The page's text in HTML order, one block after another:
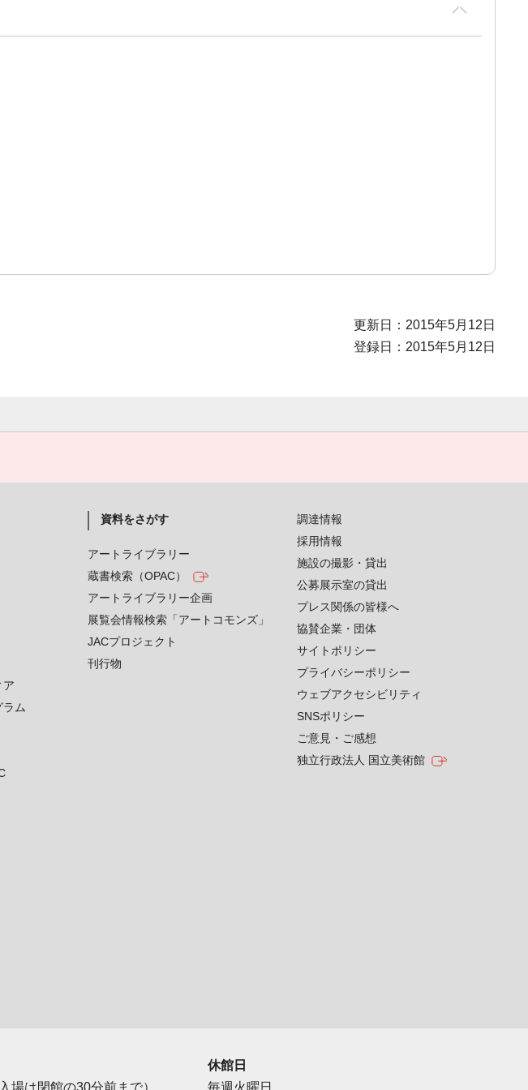
更新日：2015年5月12日
登録日：2015年5月12日
ア
ム
資料をさがす
アートライブラリー
蔵書検索（OPAC）
アートライブラリー企画
展覧会情報検索「アートコモンズ」
JACプロジェクト
刊行物
調達情報
採用情報
施設の撮影・貸出
公募展示室の貸出
プレス関係の皆様へ
協賛企業・団体
サイトポリシー
プライバシーポリシー
ウェブアクセシビリティ
SNSポリシー
ご意見・ご感想
独立行政法人 国立美術館
場は閉館の30分前まで）
休館日
毎週火曜日